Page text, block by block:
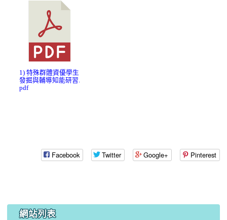
1) 特殊群體資優學生
發掘與輔導知能研習.
pdf
Facebook Twitter Google+ Pinterest
網站列表